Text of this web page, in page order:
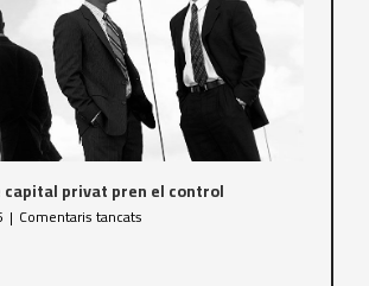
capital privat pren el control
| Comentaris tancats